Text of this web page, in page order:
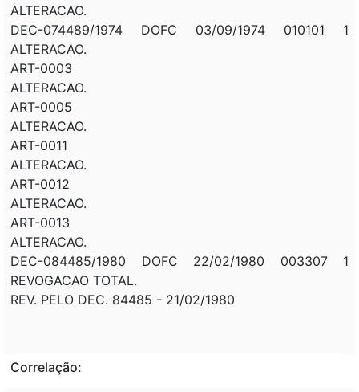
ALTERACAO.
DEC-074489/1974 DOFC 03/09/1974 010101 1
ALTERACAO.
ART-0003
ALTERACAO.
ART-0005
ALTERACAO.
ART-0011
ALTERACAO.
ART-0012
ALTERACAO.
ART-0013
ALTERACAO.
DEC-084485/1980 DOFC 22/02/1980 003307 1
REVOGACAO TOTAL.
REV. PELO DEC. 84485 - 21/02/1980
Correlação: